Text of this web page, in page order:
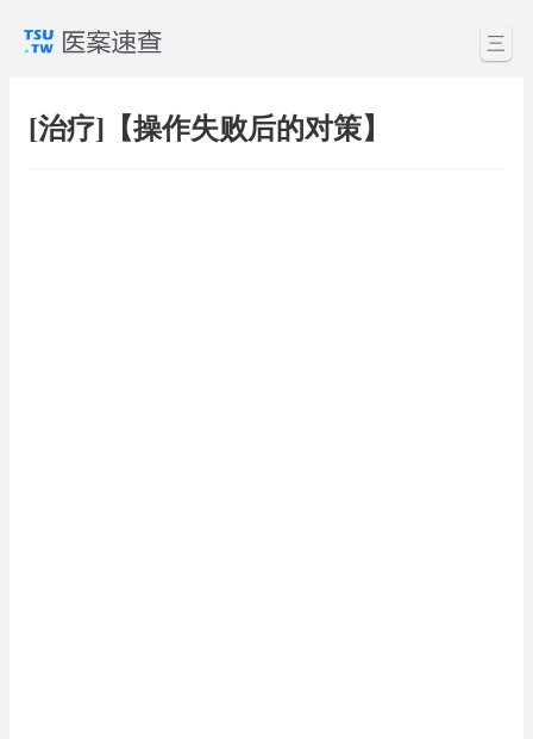
三
[治疗]【操作失败后的对策】